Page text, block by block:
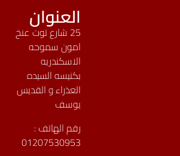
العنوان
25 شارع توت عنخ
امون سموحه
الاسكندريه
بكنيسه السيده
العذراء و القديس
يوسف
رقم الهاتف :
01207530953